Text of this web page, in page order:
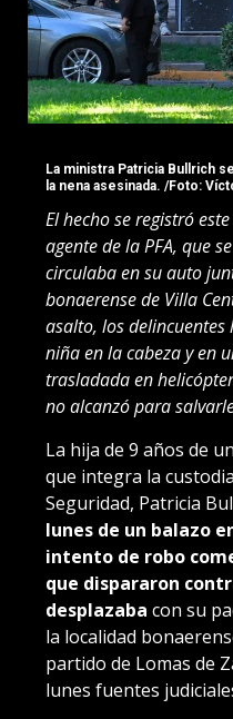
La ministra Patricia Bullrich
la nena asesinada. /Foto:
El hecho se registró
agente de la PFA, que
circulaba en su auto
bonaerense de Villa
asalto, los
niña en la cabeza y en
trasladada en
no alcanzó para
La hija de 9 años de
que integra la
Seguridad, Patricia
lunes de un balazo
intento de robo
que dispararon
desplazaba con su
la localidad
partido de Lomas de
lunes fuentes